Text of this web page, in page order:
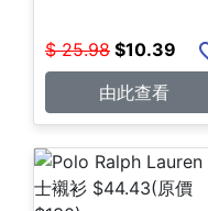
$ 25.98 $10.39
由此查看